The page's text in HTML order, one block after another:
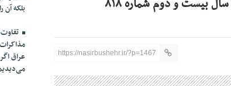
https://nasirbushehr.ir/?p=1467
بلکه آن
عراق